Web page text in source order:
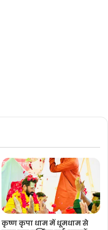
कृष्ण कृपा धाम में धूमधाम से